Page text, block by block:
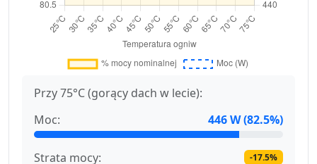
Przy 75°C (gorący dach w lecie):
Moc:
446 W (82.5%)
Strata mocy: -17.5%